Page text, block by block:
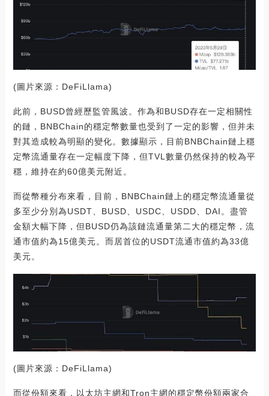
(圖片來源：DeFiLlama)
此前，BUSD曾經歷監管風波。作為和BUSD存在一定相關性
的鏈，BNBChain的穩定幣數量也受到了一定的影響，但并未
對其造成較為明顯的變化。數據顯示，目前BNBChain鏈上穩
定幣流通量存在一定幅度下降，但TVL數量仍然保持的較為平
穩，維持在約60億美元附近。
而從幣種分布來看，目前，BNBChain鏈上的穩定幣流通量從
多至少分別為USDT、BUSD、USDC、USDD、DAI。盡管
金額大幅下降，但BUSD仍為該鏈流通量第二大的穩定幣，流
通市值約為15億美元。而居首位的USDT流通市值約為33億
美元。
(圖片來源：DeFiLlama)
而從份額來看，以太坊主網和Tron主網的穩定幣份額兩家合